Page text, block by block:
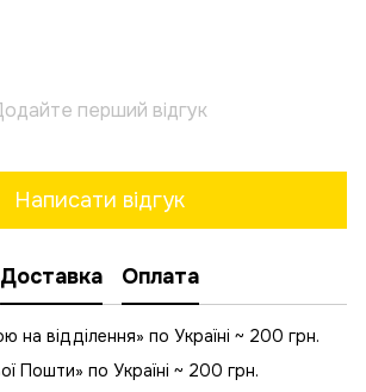
перший відгук
Написати відгук
Доставка Оплата
відділення» по Україні ~ 200 грн.
Пошти» по Україні ~ 200 грн.